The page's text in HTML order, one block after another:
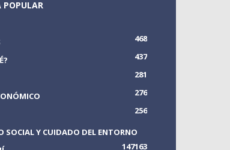
POPULAR
468
437
281
276
256
SOCIAL Y CUIDADO DEL ENTORNO
163
147